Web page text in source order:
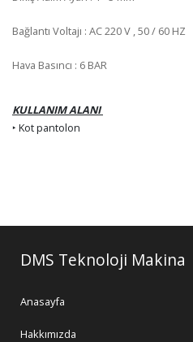
Bağlantı Voltajı : AC 220 V , 50 / 60 HZ
Hava Basıncı : 6 BAR
KULLANIM ALANI
‣ Kot pantolon
DMS Teknoloji Makina
Anasayfa
Hakkımızda